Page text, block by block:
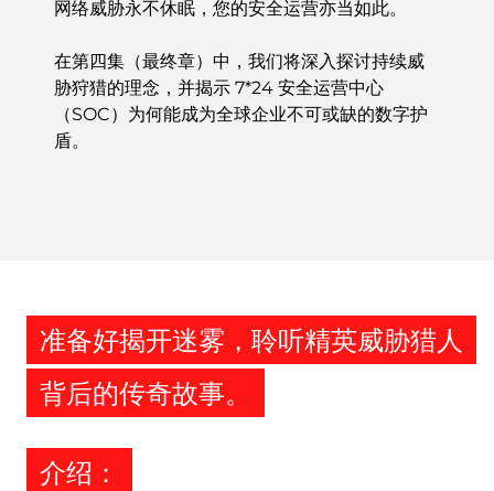
网络威胁永不休眠，您的安全运营亦当如此。
在第四集（最终章）中，我们将深入探讨持续威
胁狩猎的理念，并揭示 7*24 安全运营中心
（SOC）为何能成为全球企业不可或缺的数字护
盾。
准备好揭开迷雾，聆听精英威胁猎人
背后的传奇故事。
介绍：